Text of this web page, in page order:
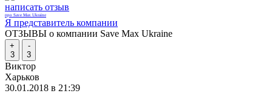
написать отзыв
про Save Max Ukraine
Я представитель компании
ОТЗЫВЫ о компании Save Max Ukraine
+
3
-
3
Виктор
Харьков
30.01.2018 в 21:39